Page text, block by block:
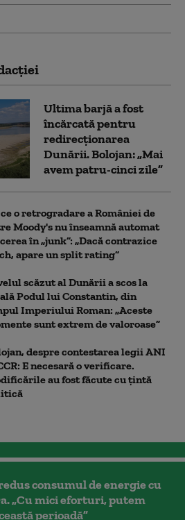
Ultima barjă a fost
încărcată pentru
redirecționarea
Dunării. Bolojan: „Mai
avem patru-cinci zile”
o retrogradare a României de
Moody's nu înseamnă automat
în „junk”: „Dacă contrazice
apare un split rating”
scăzut al Dunării a scos la
Podul lui Constantin, din
Imperiului Roman: „Aceste
sunt extrem de valoroase”
despre contestarea legii ANI
E necesară o verificare.
au fost făcute cu țintă
consumul de energie cu
„Cu mici eforturi, putem
perioadă”